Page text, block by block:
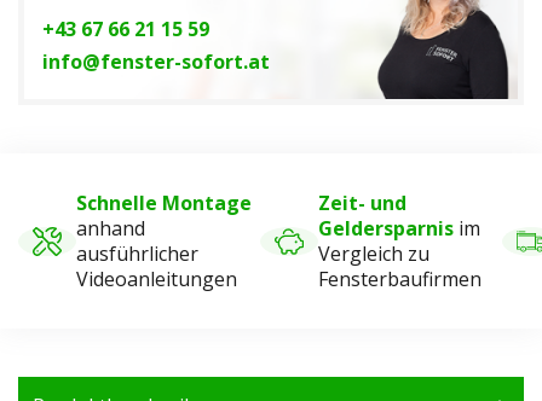
+43 67 66 21 15 59
info@fenster-sofort.at
Schnelle Montage
anhand
ausführlicher
Videoanleitungen
Zeit- und
Geldersparnis im
Vergleich zu
Fensterbaufirmen